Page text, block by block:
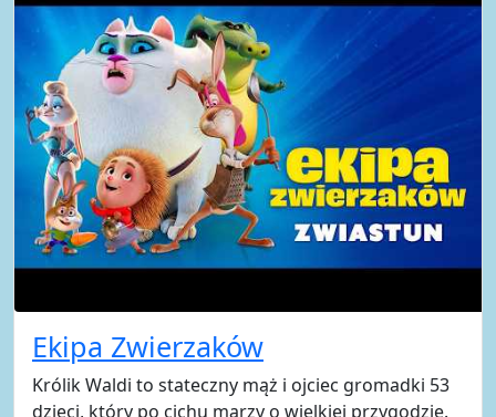
Ekipa Zwierzaków
Królik Waldi to stateczny mąż i ojciec gromadki 53
dzieci, który po cichu marzy o wielkiej przygodzie.